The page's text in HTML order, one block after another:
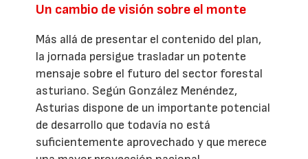
Un cambio de visión sobre el monte
Más allá de presentar el contenido del plan,
la jornada persigue trasladar un potente
mensaje sobre el futuro del sector forestal
asturiano. Según González Menéndez,
Asturias dispone de un importante potencial
de desarrollo que todavía no está
suficientemente aprovechado y que merece